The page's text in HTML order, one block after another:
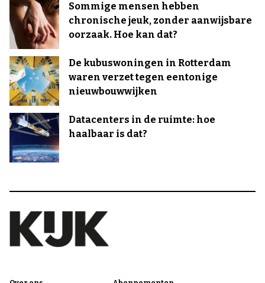
Sommige mensen hebben
chronische jeuk, zonder aanwijsbare
oorzaak. Hoe kan dat?
De kubuswoningen in Rotterdam
waren verzet tegen eentonige
nieuwbouwwijken
Datacenters in de ruimte: hoe
haalbaar is dat?